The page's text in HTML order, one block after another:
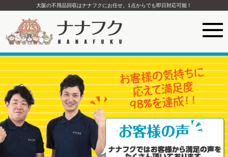
大阪の不用品回収はナナフクにお任せ。1点からでも即日対応可能！